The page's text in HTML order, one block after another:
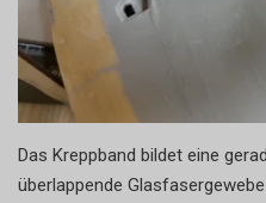
Das Kreppband bildet eine
überlappende